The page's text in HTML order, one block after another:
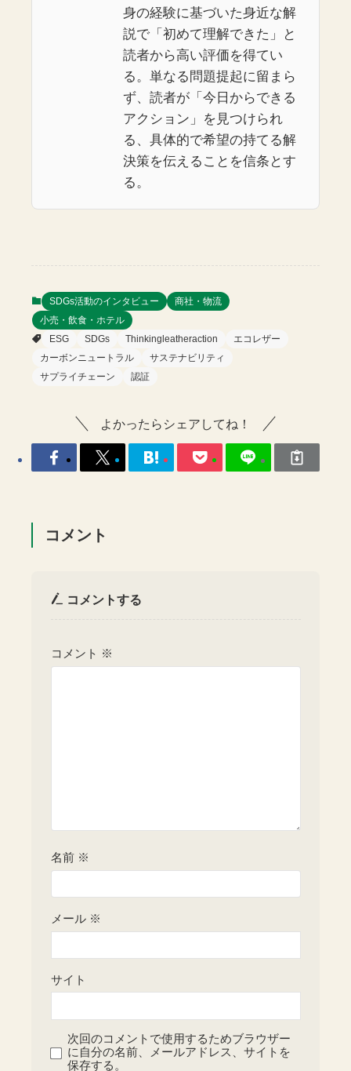
身の経験に基づいた身近な解
説で「初めて理解できた」と
読者から高い評価を得てい
る。単なる問題提起に留まら
ず、読者が「今日からできる
アクション」を見つけられ
る、具体的で希望の持てる解
決策を伝えることを信条とす
る。
SDGs活動のインタビュー
商社・物流
小売・飲食・ホテル
ESG
SDGs Thinkingleatheraction
エコレザー
カーボンニュートラル
サステナビリティ
サプライチェーン
認証
よかったらシェアしてね！
コメント
コメントする
コメント ※
名前 ※
メール ※
サイト
次回のコメントで使用するためブラウザー
に自分の名前、メールアドレス、サイトを
保存する。